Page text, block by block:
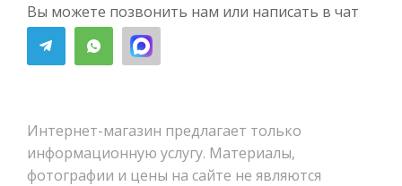
Вы можете позвонить нам или написать в чат
Интернет-магазин предлагает только
информационную услугу. Материалы,
фотографии и цены на сайте не являются